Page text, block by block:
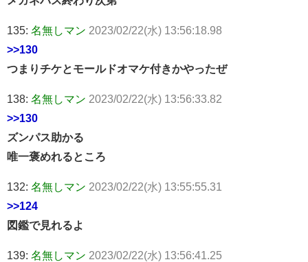
135: 名無しマン 2023/02/22(水) 13:56:18.98
>>130
つまりチケとモールドオマケ付きかやったぜ
138: 名無しマン 2023/02/22(水) 13:56:33.82
>>130
ズンパス助かる
唯一褒めれるところ
132: 名無しマン 2023/02/22(水) 13:55:55.31
>>124
図鑑で見れるよ
139: 名無しマン 2023/02/22(水) 13:56:41.25